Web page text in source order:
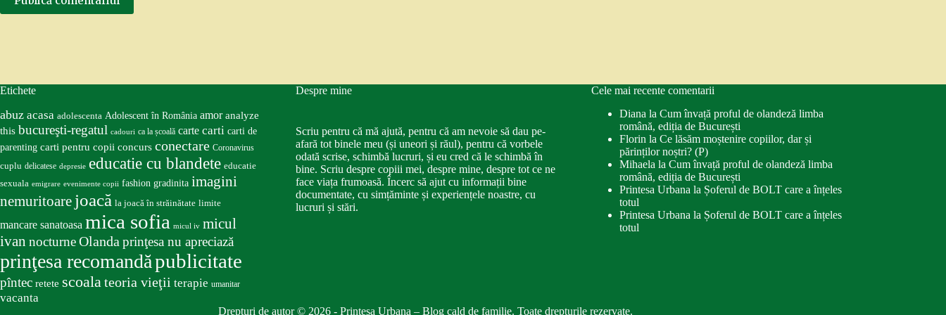
Etichete
abuz acasa adolescenta Adolescent în România amor analyze
this bucureşti-regatul cadouri ca la școală carte carti carti de
parenting carti pentru copii concurs conectare Coronavirus
cuplu delicatese depresie educatie cu blandete educatie
sexuala emigrare evenimente copii fashion gradinita imagini
nemuritoare joacă la joacă în străinătate limite
mancare sanatoasa mica sofia micul iv micul
ivan nocturneOlanda prinţesa nu apreciază
prinţesa recomandăpublicitate
pîntec retete scoalateoria vieţii terapie umanitar
vacanta
Despre mine
Scriu pentru că mă ajută, pentru că am nevoie să dau pe-
afară tot binele meu (și uneori și răul), pentru că vorbele
odată scrise, schimbă lucruri, și eu cred că le schimbă în
bine. Scriu despre copiii mei, despre mine, despre tot ce ne
face viața frumoasă. Încerc să ajut cu informații bine
documentate, cu simțăminte și experiențele noastre, cu
lucruri și stări.
Cele mai recente comentarii
Diana la Cum învață proful de olandeză limba
română, ediția de București
Florin la Ce lăsăm moștenire copiilor, dar și
părinților noștri? (P)
Mihaela la Cum învață proful de olandeză limba
română, ediția de București
Printesa Urbana la Șoferul de BOLT care a înțeles
totul
Printesa Urbana la Șoferul de BOLT care a înțeles
totul
Drepturi de autor © 2026 - Printesa Urbana – Blog cald de familie. Toate drepturile rezervate.